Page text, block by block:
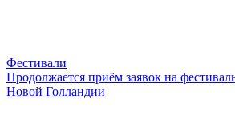
Фестивали
Продолжается приём заявок на
Новой Голландии